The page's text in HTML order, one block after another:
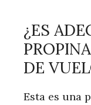
¿ES
DE
Esta es una